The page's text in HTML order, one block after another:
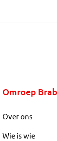
Omroep
Over ons
Wie is wie